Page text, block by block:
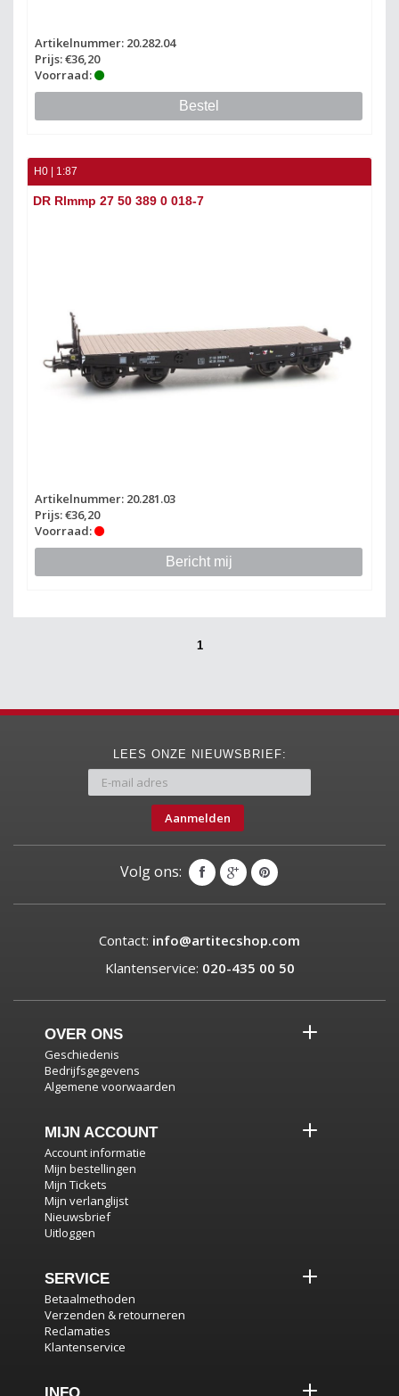
Artikelnummer: 20.282.04
Prijs: €36,20
Voorraad:
Bestel
H0 | 1:87
DR Rlmmp 27 50 389 0 018-7
Artikelnummer: 20.281.03
Prijs: €36,20
Voorraad:
Bericht mij
1
LEES ONZE NIEUWSBRIEF:
Aanmelden
Volg ons:
Contact: info@artitecshop.com
Klantenservice: 020-435 00 50
OVER ONS
Geschiedenis
Bedrijfsgegevens
Algemene voorwaarden
MIJN ACCOUNT
Account informatie
Mijn bestellingen
Mijn Tickets
Mijn verlanglijst
Nieuwsbrief
Uitloggen
SERVICE
Betaalmethoden
Verzenden & retourneren
Reclamaties
Klantenservice